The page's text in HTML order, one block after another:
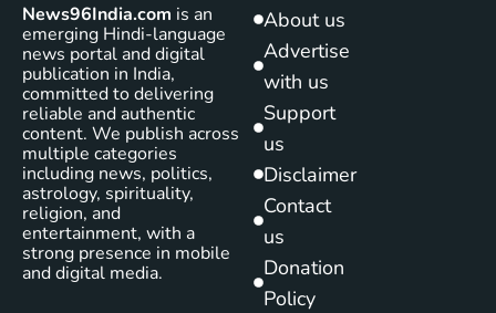
News96India.com is an
emerging Hindi-language
news portal and digital
publication in India,
committed to delivering
reliable and authentic
content. We publish across
multiple categories
including news, politics,
astrology, spirituality,
religion, and
entertainment, with a
strong presence in mobile
and digital media.
About us
Advertise
with us
Support
us
Disclaimer
Contact
us
Donation
Policy